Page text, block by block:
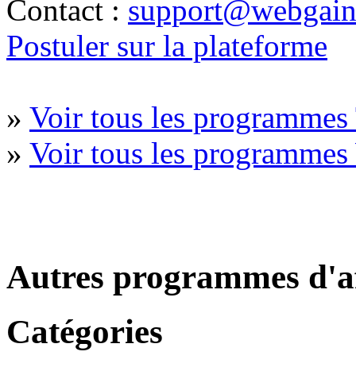
Contact :
Postuler sur la plateforme
» Voir tous les
» Voir tous les
Autres programmes
Catégories